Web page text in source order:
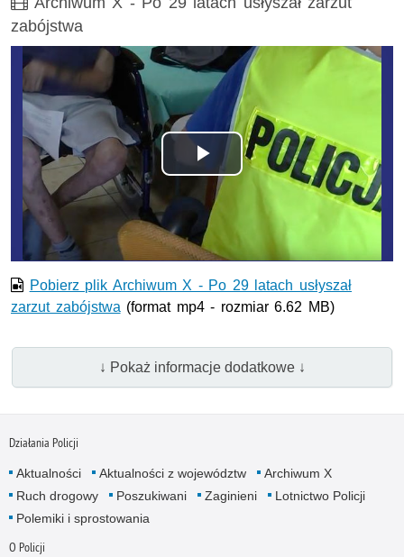
zabójstwa
Odtwórz
wideo
Pobierz plik Archiwum X - Po 29 latach usłyszał
zarzut zabójstwa(format mp4 - rozmiar 6.62 MB)
↓ Pokaż informacje dodatkowe ↓
Działania Policji
Aktualności Aktualności z województw
Archiwum X
Ruch drogowy
Poszukiwani Zaginieni
Lotnictwo Policji
Polemiki i sprostowania
O Policji